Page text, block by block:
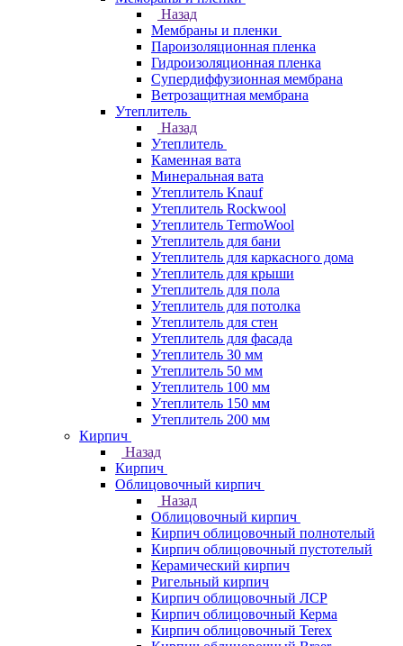
Назад
Мембраны и пленки
Пароизоляционная пленка
Гидроизоляционная пленка
Супердиффузионная мембрана
Ветрозащитная мембрана
Утеплитель
Назад
Утеплитель
Каменная вата
Минеральная вата
Утеплитель Knauf
Утеплитель Rockwool
Утеплитель TermoWool
Утеплитель для бани
Утеплитель для каркасного дома
Утеплитель для крыши
Утеплитель для пола
Утеплитель для потолка
Утеплитель для стен
Утеплитель для фасада
Утеплитель 30 мм
Утеплитель 50 мм
Утеплитель 100 мм
Утеплитель 150 мм
Утеплитель 200 мм
Кирпич
Назад
Кирпич
Облицовочный кирпич
Назад
Облицовочный кирпич
Кирпич облицовочный полнотелый
Кирпич облицовочный пустотелый
Керамический кирпич
Ригельный кирпич
Кирпич облицовочный ЛСР
Кирпич облицовочный Керма
Кирпич облицовочный Terex